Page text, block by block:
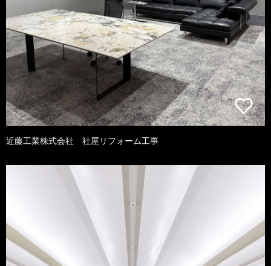
近藤工業株式会社 社屋リフォーム工事